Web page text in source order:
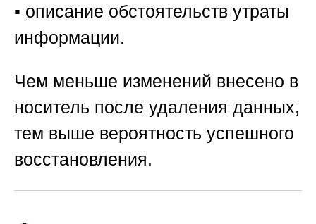
▪️ описание обстоятельств утраты
информации.
Чем меньше изменений внесено в
носитель после удаления данных,
тем выше вероятность успешного
восстановления.